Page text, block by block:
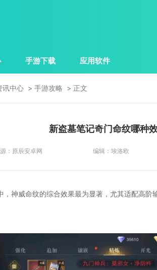
手游下载 应用软件
讯中心 手游攻略 正文
新盗墓笔记奇门命纹哪种
： 原辰安卓网 编辑： 埃洛欧
，神威命纹的综合效果最为显著，尤其适配高